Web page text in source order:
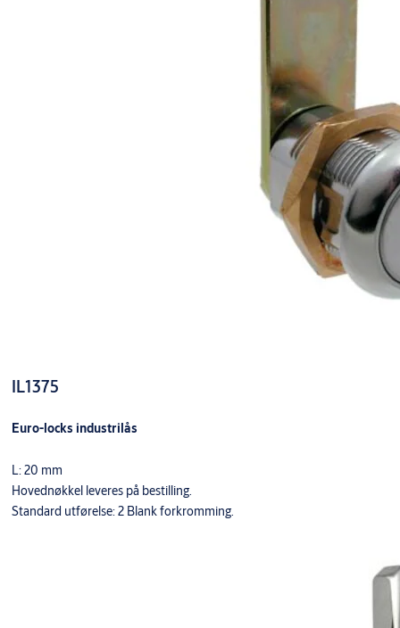
IL1375
Euro-locks industrilås
L: 20 mm
Hovednøkkel leveres på bestilling.
Standard utførelse: 2 Blank forkromming.